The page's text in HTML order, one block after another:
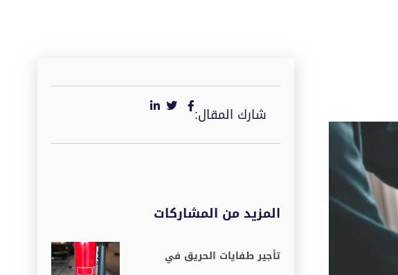
شارك المقال:
المزيد من المشاركات
تأجير طفايات الحريق في